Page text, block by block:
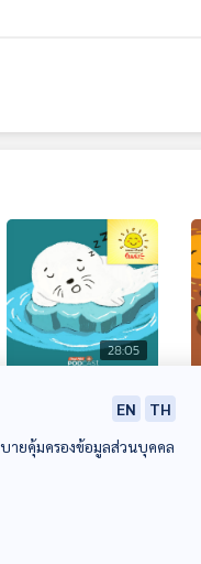
28:05
EP. 1974: แมวน้ำ
นอนหลับยังไงนะ
พระอาทิตย์ยิ้มแฉ่ง
EN
TH
ายคุ้มครองข้อมูลส่วนบุคคล